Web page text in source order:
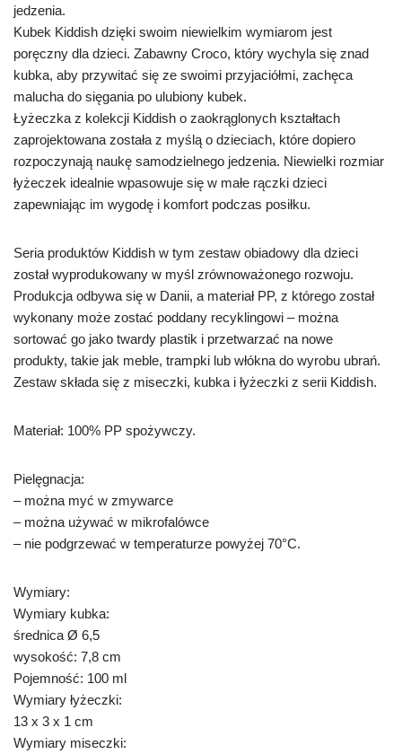
jedzenia.
Kubek Kiddish dzięki swoim niewielkim wymiarom jest
poręczny dla dzieci. Zabawny Croco, który wychyla się znad
kubka, aby przywitać się ze swoimi przyjaciółmi, zachęca
malucha do sięgania po ulubiony kubek.
Łyżeczka z kolekcji Kiddish o zaokrąglonych kształtach
zaprojektowana została z myślą o dzieciach, które dopiero
rozpoczynają naukę samodzielnego jedzenia. Niewielki rozmiar
łyżeczek idealnie wpasowuje się w małe rączki dzieci
zapewniając im wygodę i komfort podczas posiłku.
Seria produktów Kiddish w tym zestaw obiadowy dla dzieci
został wyprodukowany w myśl zrównoważonego rozwoju.
Produkcja odbywa się w Danii, a materiał PP, z którego został
wykonany może zostać poddany recyklingowi – można
sortować go jako twardy plastik i przetwarzać na nowe
produkty, takie jak meble, trampki lub włókna do wyrobu ubrań.
Zestaw składa się z miseczki, kubka i łyżeczki z serii Kiddish.
Materiał: 100% PP spożywczy.
Pielęgnacja:
– można myć w zmywarce
– można używać w mikrofalówce
– nie podgrzewać w temperaturze powyżej 70°C.
Wymiary:
Wymiary kubka:
średnica Ø 6,5
wysokość: 7,8 cm
Pojemność: 100 ml
Wymiary łyżeczki:
13 x 3 x 1 cm
Wymiary miseczki: